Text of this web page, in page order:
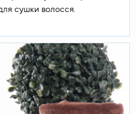
сушки волосся.